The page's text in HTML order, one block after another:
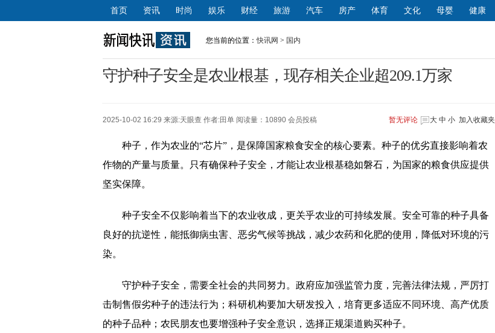
首页 资讯 时尚 娱乐 财经 旅游 汽车 房产 体育 文化 母婴 健康
您当前的位置：快讯网 > 国内
守护种子安全是农业根基，现存相关企业超209.1万家
2025-10-02 16:29 来源:天眼查 作者:田单 阅读量：10890 会员投稿 大 中 小 加入收藏夹
暂无评论
种子，作为农业的“芯片”，是保障国家粮食安全的核心要素。种子的优劣直接影响着农
作物的产量与质量。只有确保种子安全，才能让农业根基稳如磐石，为国家的粮食供应提供
坚实保障。
种子安全不仅影响着当下的农业收成，更关乎农业的可持续发展。安全可靠的种子具备
良好的抗逆性，能抵御病虫害、恶劣气候等挑战，减少农药和化肥的使用，降低对环境的污
染。
守护种子安全，需要全社会的共同努力。政府应加强监管力度，完善法律法规，严厉打
击制售假劣种子的违法行为；科研机构要加大研发投入，培育更多适应不同环境、高产优质
的种子品种；农民朋友也要增强种子安全意识，选择正规渠道购买种子。